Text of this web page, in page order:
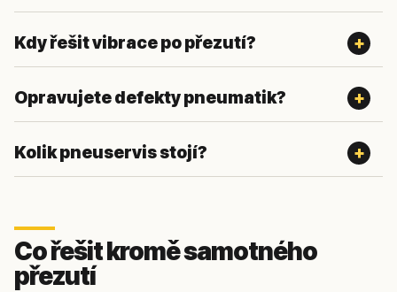
Kdy řešit vibrace po přezutí?
Opravujete defekty pneumatik?
Kolik pneuservis stojí?
Co řešit kromě samotného
přezutí